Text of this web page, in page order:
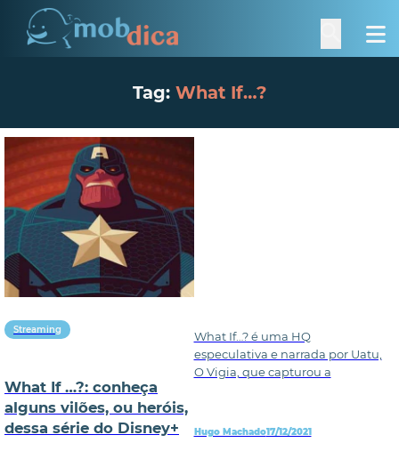
Tag: What If…?
Streaming
What If …?: conheça
alguns vilões, ou heróis,
dessa série do Disney+
What If…? é uma HQ
especulativa e narrada por Uatu,
O Vigia, que capturou a
Hugo Machado17/12/2021